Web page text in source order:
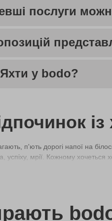
послуги
у bodo?
із
п'ють дорогі напої на
мрії. Кожному хочеться
в особливу подорож.